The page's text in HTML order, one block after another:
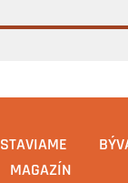
STAVIAME
MAGAZÍN